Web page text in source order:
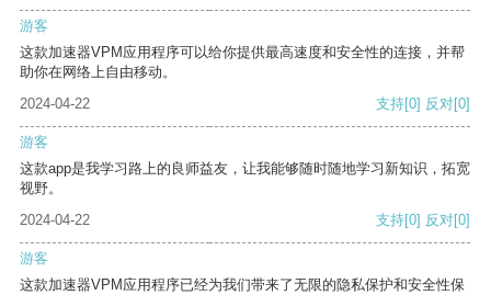
游客
这款加速器VPM应用程序可以给你提供最高速度和安全性的连接，并帮
助你在网络上自由移动。
2024-04-22
支持[0] 反对[0]
游客
这款app是我学习路上的良师益友，让我能够随时随地学习新知识，拓宽
视野。
2024-04-22
支持[0] 反对[0]
游客
这款加速器VPM应用程序已经为我们带来了无限的隐私保护和安全性保